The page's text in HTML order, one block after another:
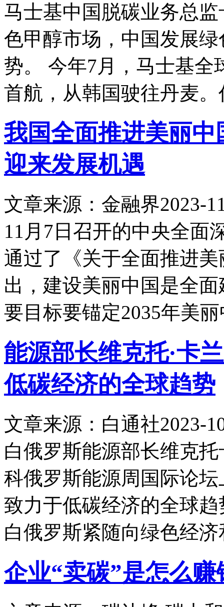
马士基中国脱碳业务总
色甲醇市场，中国发展
势。 今年7月，马士基
首航，从韩国驶往丹麦。
我国全面推进美丽
迎来发展机遇
文章来源：金融界2023-
11月7日召开的中央全面
通过了《关于全面推进
出，建设美丽中国是全
要目标要锚定2035年美
能源部长维克托·卡
低碳经济的全球趋势
文章来源：白通社2023-
白俄罗斯能源部长维克
科俄罗斯能源周国际论
致力于低碳经济的全球
白俄罗斯紧随向绿色经济
企业“卖碳”是怎么赚